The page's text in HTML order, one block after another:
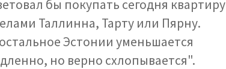
бы покупать сегодня квартиру
Таллинна, Тарту или Пярну.
Эстонии уменьшается
но верно схлопывается".